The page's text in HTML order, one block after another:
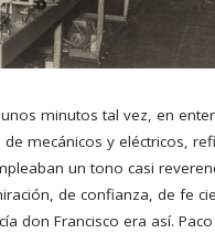
minutos tal vez, en
mecánicos y eléctricos,
un tono casi
de confianza, de fe
don Francisco era así.